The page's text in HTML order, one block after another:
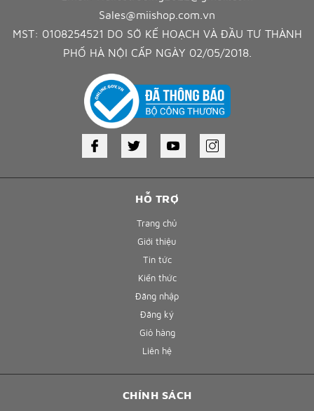
HỖ TRỢ
Trang chủ
Giới thiệu
Tin tức
Kiến thức
Đăng nhập
Đăng ký
Giỏ hàng
Liên hệ
Sales@miishop.com.vn
MST: 0108254521 DO SỞ KẾ HOẠCH VÀ ĐẦU TƯ THÀNH
PHỐ HÀ NỘI CẤP NGÀY 02/05/2018.
CHÍNH SÁCH